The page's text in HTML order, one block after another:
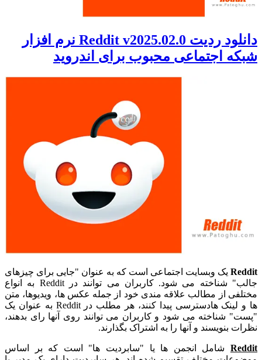
دانلود ردیت Reddit v2025.02.0 نرم افزار
شبکه اجتماعی محبوب برای اندروید
Reddit یک وبسایت اجتماعی است که به عنوان "جایی برای چیزهای
جالب" شناخته می شود. کاربران می توانند در Reddit به انواع
مختلفی از مطالب علاقه مندی خود از جمله عکس ها، ویدیوها، متن
ها و لینک هادسترسی پیدا کنند، هر مطلب در Reddit به عنوان یک
"پست" شناخته می شود و کاربران می توانند روی آنها رای بدهند،
نظرات بنویسند و آنها را به اشتراک بگذارند.
Reddit شامل انجمن ها یا "سابردیت ها" است که بر اساس